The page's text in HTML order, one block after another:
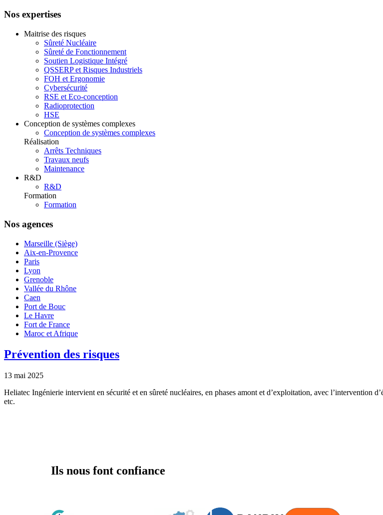
Nos expertises
Maitrise des risques
Sûreté Nucléaire
Sûreté de Fonctionnement
Soutien Logistique Intégré
QSSERP et Risques Industriels
FOH et Ergonomie
Cybersécurité
RSE et Eco-conception
Radioprotection
HSE
Conception de systèmes complexes
Conception de systèmes complexes
Réalisation
Arrêts Techniques
Travaux neufs
Maintenance
R&D
R&D
Formation
Formation
Nos agences
Marseille (Siège)
Aix-en-Provence
Paris
Lyon
Grenoble
Vallée du Rhône
Caen
Port de Bouc
Le Havre
Fort de France
Maroc et Afrique
Prévention des risques
13 mai 2025
Heliatec Ingénierie intervient en sécurité et en sûreté nucléaires, en phases amont et d’exploitation, avec l’intervention
etc.
Ils nous font confiance